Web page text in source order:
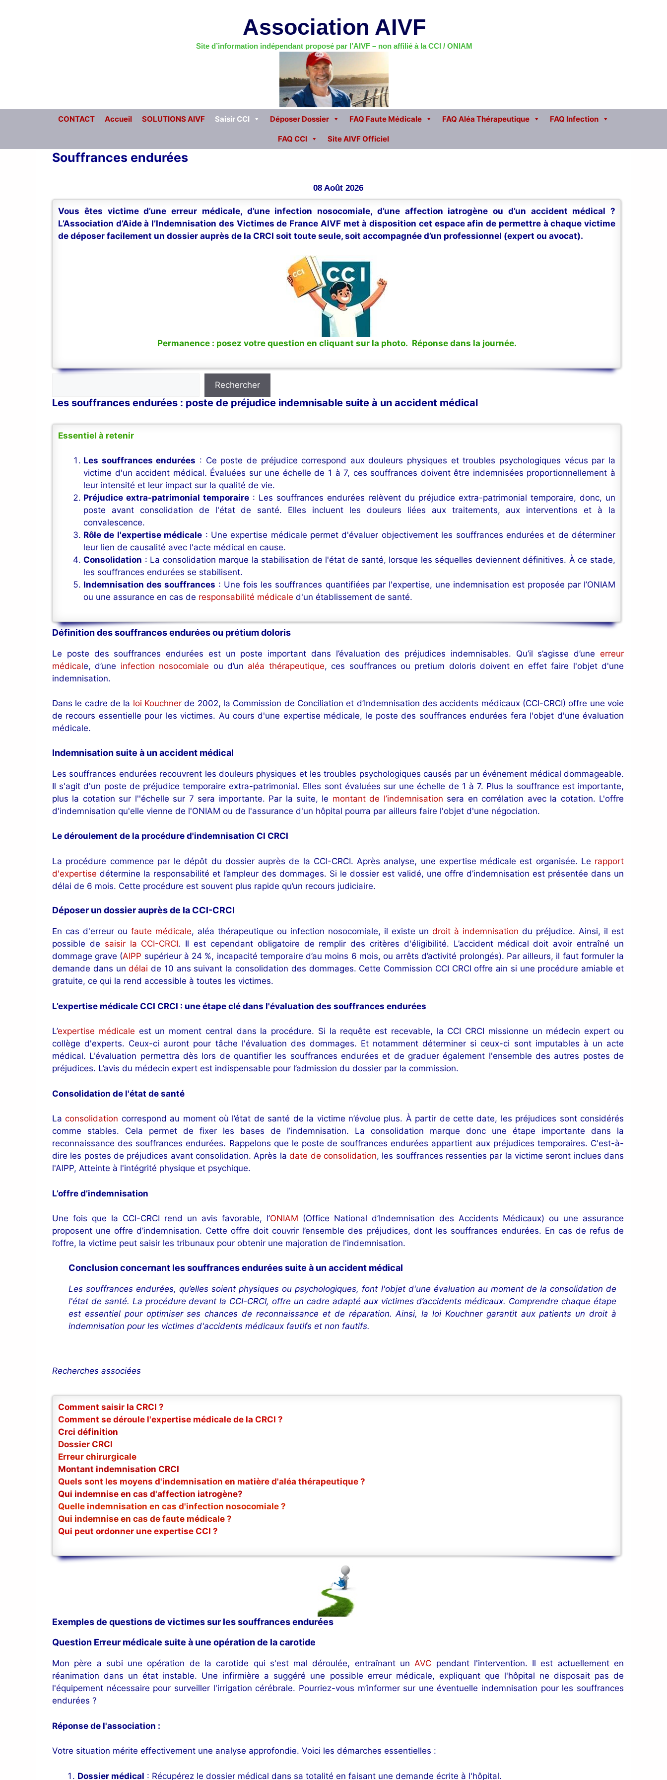
Association AIVF
Site d’information indépendant proposé par l’AIVF – non affilié à la CCI / ONIAM
CONTACT Accueil SOLUTIONS AIVF Saisir CCI Déposer Dossier FAQ Faute Médicale FAQ Aléa Thérapeutique FAQ Infection
FAQ CCI Site AIVF Officiel
Souffrances endurées
08 Août 2026
Vous êtes victime d’une erreur médicale, d’une infection nosocomiale, d’une affection iatrogène ou d’un accident médical ?
L’Association d’Aide à l’Indemnisation des Victimes de France AIVF met à disposition cet espace afin de permettre à chaque victime
de déposer facilement un dossier auprès de la CRCI soit toute seule, soit accompagnée d’un professionnel (expert ou avocat).
Permanence : posez votre question en cliquant sur la photo. Réponse dans la journée.
Rechercher
Les souffrances endurées : poste de préjudice indemnisable suite à un accident médical
Essentiel à retenir
Les souffrances endurées : Ce poste de préjudice correspond aux douleurs physiques et troubles psychologiques vécus par la
victime d'un accident médical. Évaluées sur une échelle de 1 à 7, ces souffrances doivent être indemnisées proportionnellement à
leur intensité et leur impact sur la qualité de vie.
Préjudice extra-patrimonial temporaire : Les souffrances endurées relèvent du préjudice extra-patrimonial temporaire, donc, un
poste avant consolidation de l'état de santé. Elles incluent les douleurs liées aux traitements, aux interventions et à la
convalescence.
Rôle de l'expertise médicale : Une expertise médicale permet d'évaluer objectivement les souffrances endurées et de déterminer
leur lien de causalité avec l'acte médical en cause.
Consolidation : La consolidation marque la stabilisation de l'état de santé, lorsque les séquelles deviennent définitives. À ce stade,
les souffrances endurées se stabilisent.
Indemnisation des souffrances : Une fois les souffrances quantifiées par l'expertise, une indemnisation est proposée par l’ONIAM
ou une assurance en cas de responsabilité médicale d'un établissement de santé.
Définition des souffrances endurées ou prétium doloris
Le poste des souffrances endurées est un poste important dans l’évaluation des préjudices indemnisables. Qu’il s’agisse d’une erreur
médicale, d’une infection nosocomiale ou d’un aléa thérapeutique, ces souffrances ou pretium doloris doivent en effet faire l'objet d'une
indemnisation.
Dans le cadre de la loi Kouchnerde 2002, la Commission de Conciliation et d’Indemnisation des accidents médicaux (CCI-CRCI) offre une voie
de recours essentielle pour les victimes. Au cours d'une expertise médicale, le poste des souffrances endurées fera l'objet d'une évaluation
médicale.
Indemnisation suite à un accident médical
Les souffrances endurées recouvrent les douleurs physiques et les troubles psychologiques causés par un événement médical dommageable.
Il s'agit d'un poste de préjudice temporaire extra-patrimonial. Elles sont évaluées sur une échelle de 1 à 7. Plus la souffrance est importante,
plus la cotation sur l''échelle sur 7 sera importante. Par la suite, le montant de l’indemnisation sera en corrélation avec la cotation. L'offre
d'indemnisation qu'elle vienne de l'ONIAM ou de l'assurance d'un hôpital pourra par ailleurs faire l'objet d'une négociation.
Le déroulement de la procédure d'indemnisation CI CRCI
La procédure commence par le dépôt du dossier auprès de la CCI-CRCI. Après analyse, une expertise médicale est organisée. Le rapport
d'expertise détermine la responsabilité et l’ampleur des dommages. Si le dossier est validé, une offre d’indemnisation est présentée dans un
délai de 6 mois. Cette procédure est souvent plus rapide qu’un recours judiciaire.
Déposer un dossier auprès de la CCI-CRCI
En cas d'erreur ou faute médicale, aléa thérapeutique ou infection nosocomiale, il existe un droit à indemnisation du préjudice. Ainsi, il est
possible de saisir la CCI-CRCI. Il est cependant obligatoire de remplir des critères d'éligibilité. L’accident médical doit avoir entraîné un
dommage grave (AIPP supérieur à 24 %, incapacité temporaire d’au moins 6 mois, ou arrêts d’activité prolongés). Par ailleurs, il faut formuler la
demande dans undélaide 10 ans suivant la consolidation des dommages. Cette Commission CCI CRCI offre ain si une procédure amiable et
gratuite, ce qui la rend accessible à toutes les victimes.
L’expertise médicale CCI CRCI : une étape clé dans l'évaluation des souffrances endurées
L’expertise médicale est un moment central dans la procédure. Si la requête est recevable, la CCI CRCI missionne un médecin expert ou
collège d'experts. Ceux-ci auront pour tâche l'évaluation des dommages. Et notamment déterminer si ceux-ci sont imputables à un acte
médical. L'évaluation permettra dès lors de quantifier les souffrances endurées et de graduer également l'ensemble des autres postes de
préjudices. L’avis du médecin expert est indispensable pour l’admission du dossier par la commission.
Consolidation de l'état de santé
Laconsolidation correspond au moment où l’état de santé de la victime n’évolue plus. À partir de cette date, les préjudices sont considérés
comme stables. Cela permet de fixer les bases de l’indemnisation. La consolidation marque donc une étape importante dans la
reconnaissance des souffrances endurées. Rappelons que le poste de souffrances endurées appartient aux préjudices temporaires. C'est-à-
dire les postes de préjudices avant consolidation. Après ladate de consolidation, les souffrances ressenties par la victime seront inclues dans
l'AIPP, Atteinte à l'intégrité physique et psychique.
L’offre d’indemnisation
Une fois que la CCI-CRCI rend un avis favorable, l’ONIAM (Office National d’Indemnisation des Accidents Médicaux) ou une assurance
proposent une offre d’indemnisation. Cette offre doit couvrir l’ensemble des préjudices, dont les souffrances endurées. En cas de refus de
l’offre, la victime peut saisir les tribunaux pour obtenir une majoration de l'indemnisation.
Conclusion concernant les souffrances endurées suite à un accident médical
Les souffrances endurées, qu’elles soient physiques ou psychologiques, font l'objet d'une évaluation au moment de la consolidation de
l'état de santé. La procédure devant la CCI-CRCI, offre un cadre adapté aux victimes d’accidents médicaux. Comprendre chaque étape
est essentiel pour optimiser ses chances de reconnaissance et de réparation. Ainsi, la loi Kouchner garantit aux patients un droit à
indemnisation pour les victimes d'accidents médicaux fautifs et non fautifs.
Recherches associées
Comment saisir la CRCI ?
Comment se déroule l'expertise médicale de la CRCI ?
Crci définition
Dossier CRCI
Erreur chirurgicale
Montant indemnisation CRCI
Quels sont les moyens d'indemnisation en matière d'aléa thérapeutique ?
Qui indemnise en cas d'affection iatrogène?
Quelle indemnisation en cas d'infection nosocomiale ?
Qui indemnise en cas de faute médicale ?
Qui peut ordonner une expertise CCI ?
Exemples de questions de victimes sur les souffrances endurées
Question Erreur médicale suite à une opération de la carotide
Mon père a subi une opération de la carotide qui s'est mal déroulée, entraînant unAVC pendant l'intervention. Il est actuellement en
réanimation dans un état instable. Une infirmière a suggéré une possible erreur médicale, expliquant que l'hôpital ne disposait pas de
l'équipement nécessaire pour surveiller l'irrigation cérébrale. Pourriez-vous m’informer sur une éventuelle indemnisation pour les souffrances
endurées ?
Réponse de l'association :
Votre situation mérite effectivement une analyse approfondie. Voici les démarches essentielles :
Dossier médical : Récupérez le dossier médical dans sa totalité en faisant une demande écrite à l'hôpital.